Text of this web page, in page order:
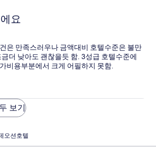
요
은 만족스러우나 금액대비 호텔수준은 불만
더 낮아도 괜찮을듯 함. 3성급 호텔수준에
비용부분에서 크게 어필하지 못함.
보기
오션호텔